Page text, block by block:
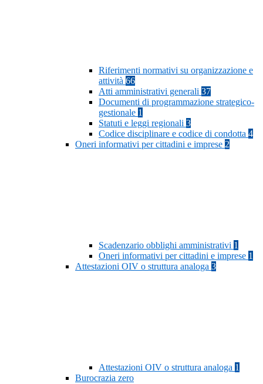
Riferimenti normativi su organizzazione e
attività 66
Atti amministrativi generali 37
Documenti di programmazione strategico-
gestionale 1
Statuti e leggi regionali 3
Codice disciplinare e codice di condotta 4
Oneri informativi per cittadini e imprese 2
Scadenzario obblighi amministrativi 1
Oneri informativi per cittadini e imprese 1
Attestazioni OIV o struttura analoga 3
Attestazioni OIV o struttura analoga 1
Burocrazia zero